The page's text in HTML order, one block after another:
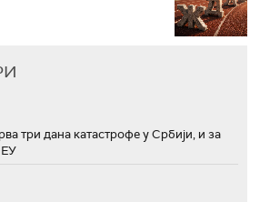
три дана катастрофе у Србији, и за
ЕУ